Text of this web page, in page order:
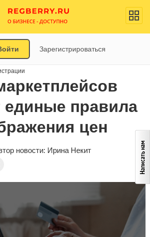
Зарегистрироваться
единые правила
цен
новости: Ирина Некит